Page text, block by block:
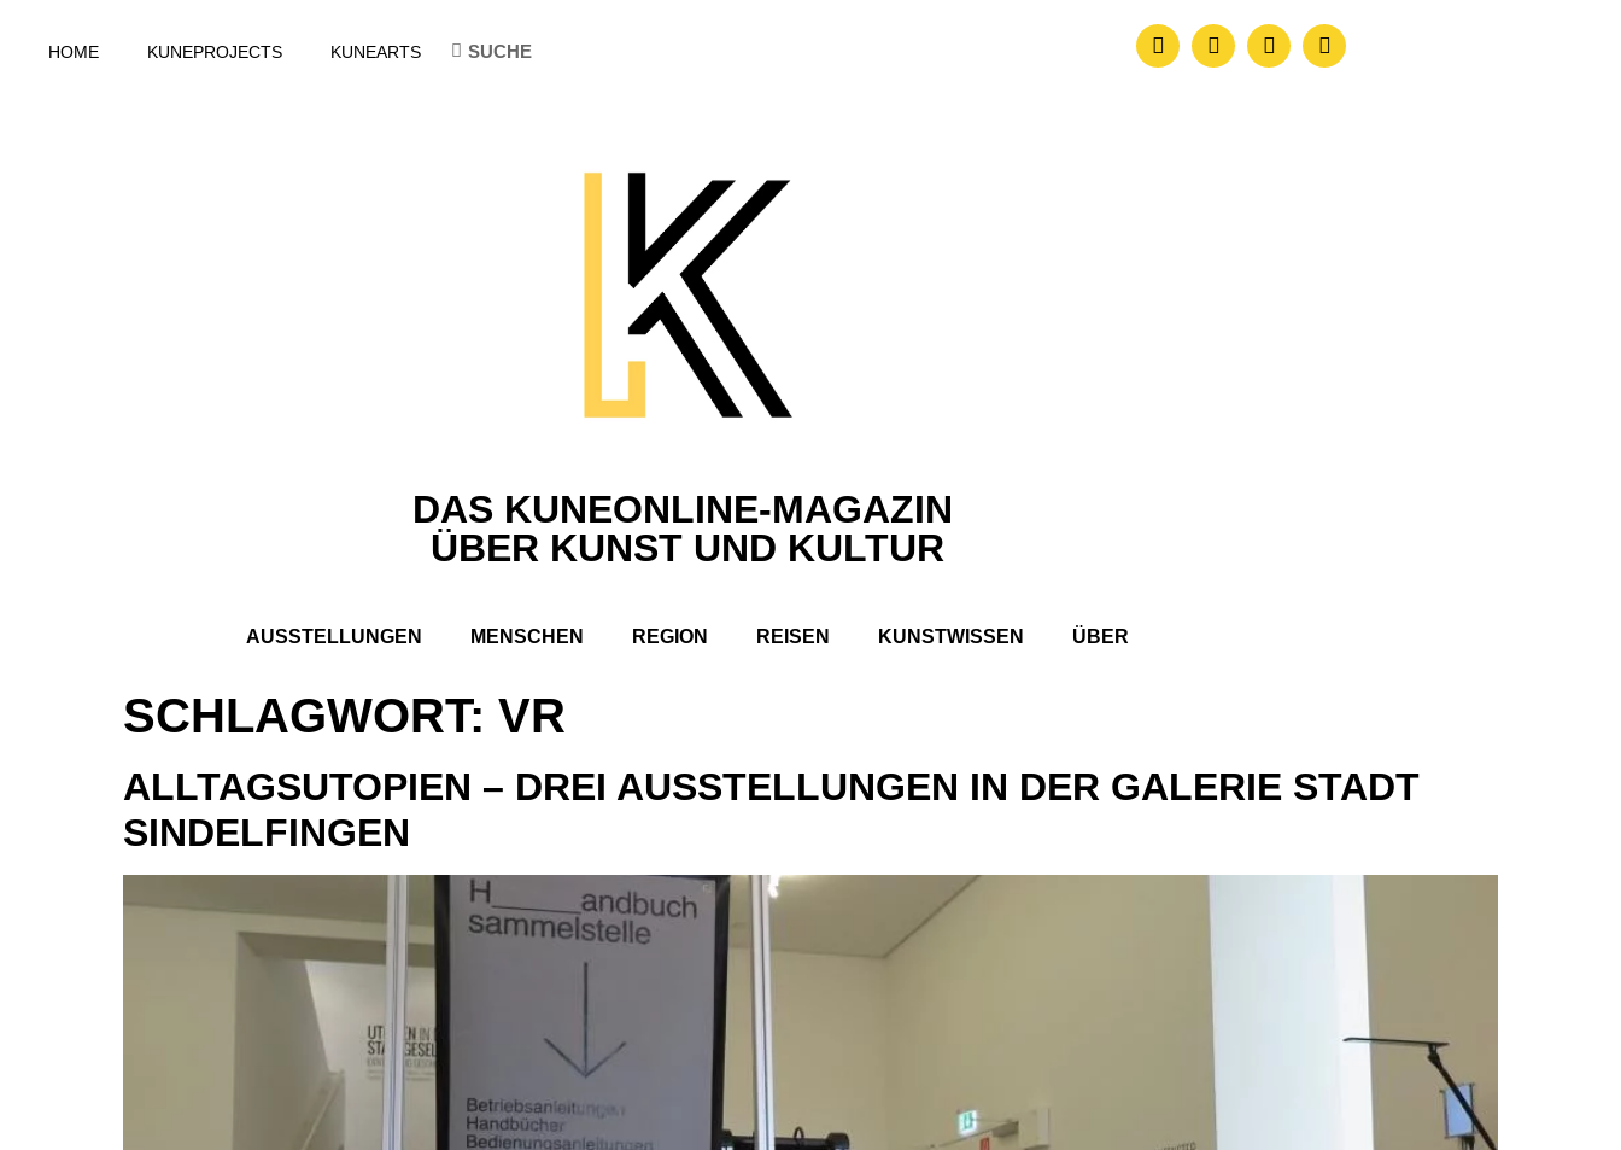
HOME KUNEPROJECTS KUNEARTS
DAS KUNEONLINE-MAGAZIN
ÜBER KUNST UND KULTUR
AUSSTELLUNGEN MENSCHEN REGION REISEN KUNSTWISSEN ÜBER
SCHLAGWORT: VR
ALLTAGSUTOPIEN – DREI AUSSTELLUNGEN IN DER GALERIE STADT
SINDELFINGEN